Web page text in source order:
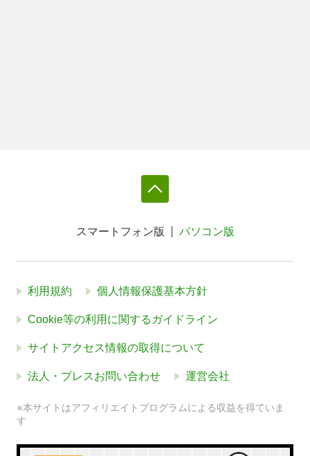
スマートフォン版 パソコン版
利用規約 個人情報保護基本方針
Cookie等の利用に関するガイドライン
サイトアクセス情報の取得について
法人・プレスお問い合わせ 運営会社
※本サイトはアフィリエイトプログラムによる収益を得ていま
す